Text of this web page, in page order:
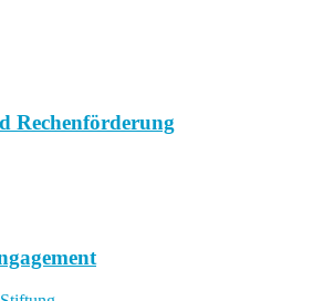
Rechenförderung